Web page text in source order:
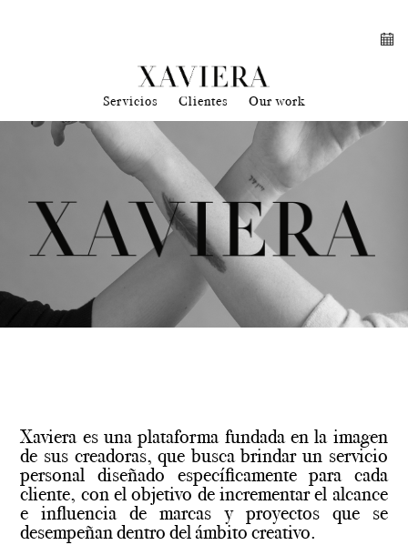
Servicios Clientes Our work
Xaviera es una plataforma fundada en la imagen
de sus creadoras, que busca brindar un servicio
personal diseñado específicamente para cada
cliente, con el objetivo de incrementar el alcance
e influencia de marcas y proyectos que se
desempeñan dentro del ámbito creativo.